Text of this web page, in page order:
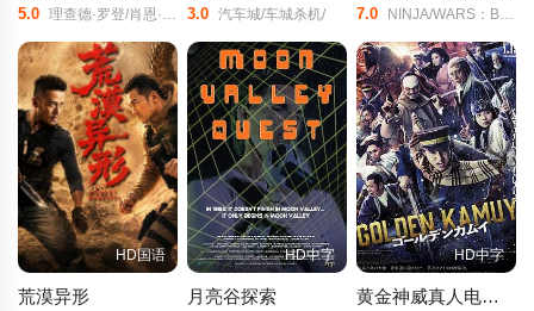
5.0 理查德·罗登/肖恩·克罗宁/蒙拉杰·巴楚/ 3.0 汽车城/车城杀机/ 7.0 NINJA/WARS：BLACKFOX/vs/SHOGUNS/NINJA/
HD国语
荒漠异形
HD中字
月亮谷探索
HD中字
黄金神威真人电影版